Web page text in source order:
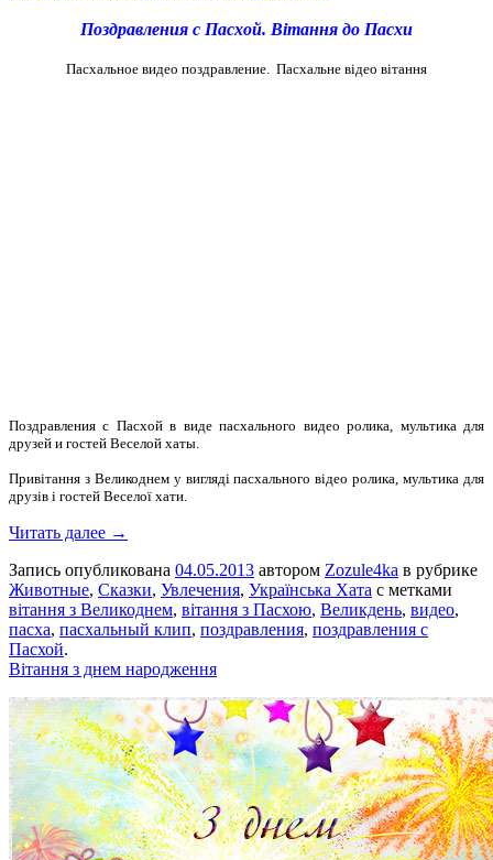
Поздравления с Пасхой. Вітання до Пасхи
Пасхальное видео поздравление. Пасхальне відео вітання
Поздравления с Пасхой в виде пасхального видео ролика, мультика для
друзей и гостей Веселой хаты.
Привітання з Великоднем у вигляді пасхального відео ролика, мультика для
друзів і гостей Веселої хати.
Читать далее →
Запись опубликована 04.05.2013 автором Zozule4ka в рубрике
Животные, Сказки, Увлечения, Українська Хата с метками
вітання з Великоднем, вітання з Пасхою, Великдень, видео,
пасха, пасхальный клип, поздравления, поздравления с
Пасхой.
Вітання з днем народження